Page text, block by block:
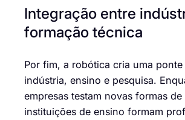
Integração entre
formação técnica
Por fim, a robótica cria uma ponte
indústria, ensino e pesquisa.
empresas testam novas formas
instituições de ensino formam